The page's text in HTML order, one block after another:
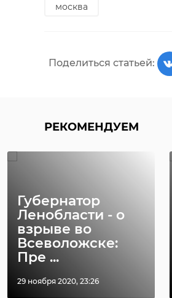
москва
Поделиться статьей:
РЕКОМЕНДУЕМ
Губернатор
Ленобласти - о
взрыве во
Всеволожске:
Пре ...
29 ноября 2020, 23:26